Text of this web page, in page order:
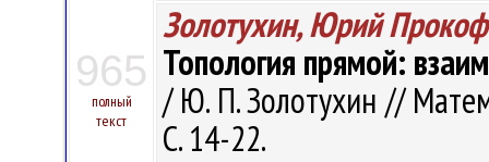
965
полный
текст
Золотухин, Юрий
Топология прямой:
/ Ю. П. Золотухин //
С. 14-22.